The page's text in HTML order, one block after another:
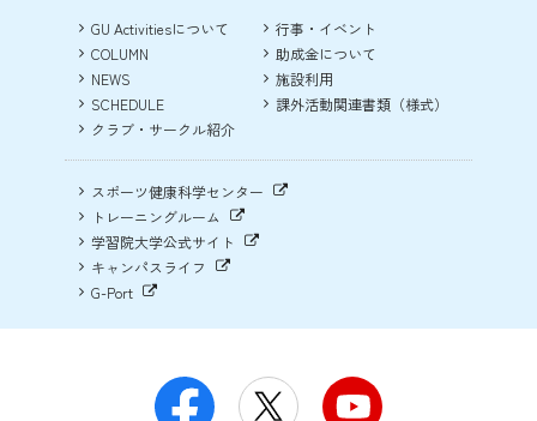
GU Activitiesについて
COLUMN
NEWS
SCHEDULE
クラブ・サークル紹介
行事・イベント
助成金について
施設利用
課外活動関連書類（様式）
スポーツ健康科学センター
トレーニングルーム
学習院大学公式サイト
キャンパスライフ
G-Port